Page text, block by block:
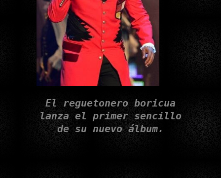
El reguetonero boricua
lanza el primer sencillo
de su nuevo álbum.